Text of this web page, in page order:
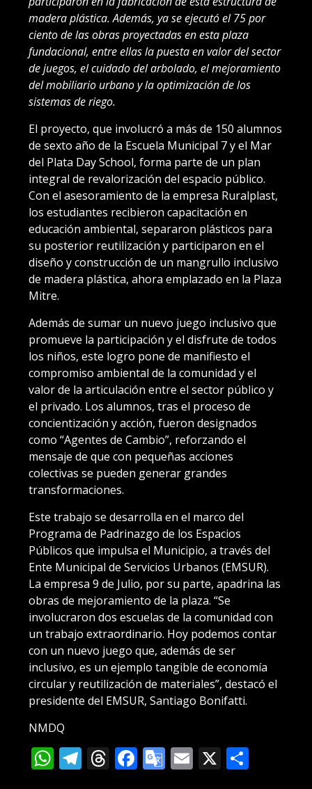
madera plástica. Además, ya se ejecutó el 75 por
ciento de las obras proyectadas en esta plaza
fundacional, entre ellas la puesta en valor del sector
de juegos, el cuidado del arbolado, el mejoramiento
del mobiliario urbano y la optimización de los
sistemas de riego.
El proyecto, que involucró a más de 150 alumnos
de sexto año de la Escuela Municipal 7 y el Mar
del Plata Day School, forma parte de un plan
integral de revalorización del espacio público.
Con el asesoramiento de la empresa Ruralplast,
los estudiantes recibieron capacitación en
educación ambiental, separaron plásticos para
su posterior reutilización y participaron en el
diseño y construcción de un mangrullo inclusivo
de madera plástica, ahora emplazado en la Plaza
Mitre.
Además de sumar un nuevo juego inclusivo que
promueve la participación y el disfrute de todos
los niños, este logro pone de manifiesto el
compromiso ambiental de la comunidad y el
valor de la articulación entre el sector público y
el privado. Los alumnos, tras el proceso de
concientización y acción, fueron designados
como “Agentes de Cambio”, reforzando el
mensaje de que con pequeñas acciones
colectivas se pueden generar grandes
transformaciones.
Este trabajo se desarrolla en el marco del
Programa de Padrinazgo de los Espacios
Públicos que impulsa el Municipio, a través del
Ente Municipal de Servicios Urbanos (EMSUR).
La empresa 9 de Julio, por su parte, apadrina las
obras de mejoramiento de la plaza. “Se
involucraron dos escuelas de la comunidad con
un trabajo extraordinario. Hoy podemos contar
con un nuevo juego que, además de ser
inclusivo, es un ejemplo tangible de economía
circular y reutilización de materiales”, destacó el
presidente del EMSUR, Santiago Bonifatti.
NMDQ
WhatsApp
Telegram
Threads
Facebook
Google
Email
X